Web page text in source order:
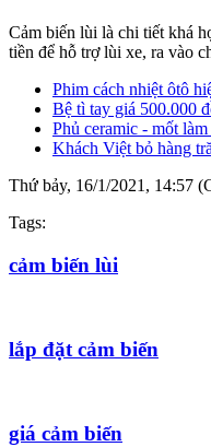
Cảm biến lùi là chi tiết khá
tiền để hỗ trợ lùi xe, ra vào
Phim cách nhiệt ôtô
Bệ tì tay giá 500.000
Phủ ceramic - mốt
Khách Việt bỏ hàng
Thứ bảy, 16/1/2021, 14:57
Tags:
cảm biến lùi
lắp đặt cảm biến
giá cảm biến